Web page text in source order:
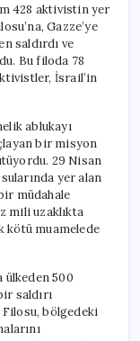
428 aktivistin yer
Gazze’ye
saldırdı ve
Bu filoda 78
İsrail’in
ablukayı
bir misyon
29 Nisan
yer alan
müdahale
mili uzaklıkta
kötü muamelede
ülkeden 500
saldırı
bölgedeki